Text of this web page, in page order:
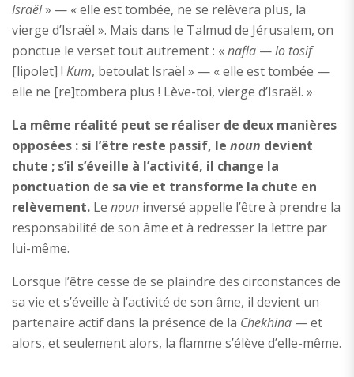
Israël» — « elle est tombée, ne se relèvera plus, la
vierge d’Israël ». Mais dans le Talmud de Jérusalem, on
ponctue le verset tout autrement : «nafla —lo tosif
[lipolet] ! Kum, betoulat Israël » — « elle est tombée —
elle ne [re]tombera plus ! Lève-toi, vierge d’Israël. »
La même réalité peut se réaliser de deux manières
opposées : si l’être reste passif, le noun devient
chute ; s’il s’éveille à l’activité, il change la
ponctuation de sa vie et transforme la chute en
relèvement. Le noun inversé appelle l’être à prendre la
responsabilité de son âme et à redresser la lettre par
lui-même.
Lorsque l’être cesse de se plaindre des circonstances de
sa vie et s’éveille à l’activité de son âme, il devient un
partenaire actif dans la présence de la Chekhina — et
alors, et seulement alors, la flamme s’élève d’elle-même.